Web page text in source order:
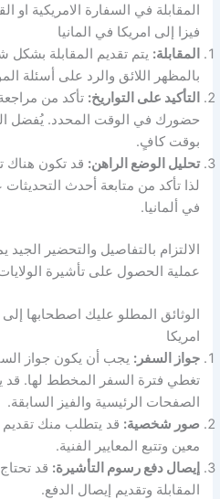
المقابلة في السفارة الامريكية
فيزا إلى امريكا في المانيا
المقابلة: يتم تقديم المقابلة بشكل
بالمظهر اللائق والرد على أسئلة
التأكيد على التواريخ: تأكد من مراجعة
حضورك في الوقت المحدد. يُفضل
بوقت كافٍ.
تحليل الوضع الراهن: قد تكون هناك
لذا تأكد من متابعة أحدث
في ألمانيا.
الالتزام بالتفاصيل والتحضير
عملية الحصول على تأشيرة
الوثائق المطلو عليك اصطحابها
امريكا
جواز السفر: يجب أن يكون جواز
تغطي فترة السفر المخطط لها.
الصفحات الرئيسية والفيز السابقة.
صور شخصية: قد يتطلب منك
معين وتتبع المعايير الفنية.
إيصال دفع رسوم التأشيرة: قد
المقابلة وتقديم إيصال الدفع.